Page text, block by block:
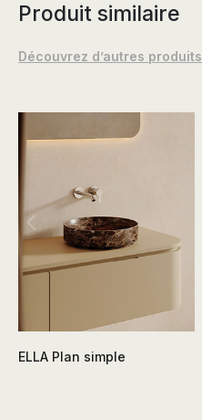
Produit similaire
Découvrez d’autres produits
ELLA Plan simple